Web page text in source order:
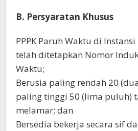
B. Persyaratan Khusus
PPPK Paruh Waktu di
telah ditetapkan Nomor Induk
Waktu;
Berusia paling rendah 20
paling tinggi 50 (lima puluh)
melamar; dan
Bersedia bekerja secara sif